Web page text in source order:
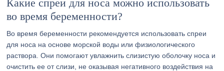
Какие спреи для носа можно использовать
во время беременности?
Во время беременности рекомендуется использовать спреи
для носа на основе морской воды или физиологического
раствора. Они помогают увлажнить слизистую оболочку носа и
очистить ее от слизи, не оказывая негативного воздействия на